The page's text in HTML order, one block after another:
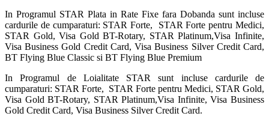
In Programul STAR Plata in Rate Fixe fara Dobanda sunt incluse
cardurile de cumparaturi: STAR Forte, STAR Forte pentru Medici,
STAR Gold, Visa Gold BT-Rotary, STAR Platinum,Visa Infinite,
Visa Business Gold Credit Card, Visa Business Silver Credit Card,
BT Flying Blue Classic si BT Flying Blue Premium
In Programul de Loialitate STAR sunt incluse cardurile de
cumparaturi: STAR Forte, STAR Forte pentru Medici, STAR Gold,
Visa Gold BT-Rotary, STAR Platinum,Visa Infinite, Visa Business
Gold Credit Card, Visa Business Silver Credit Card.